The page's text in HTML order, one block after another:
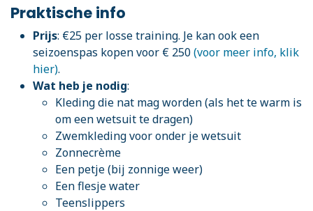
Praktische info
Prijs: €25 per losse training. Je kan ook een
seizoenspas kopen voor € 250(voor meer info, klik
hier).
Wat heb je nodig:
Kleding die nat mag worden (als het te warm is
om een wetsuit te dragen)
Zwemkleding voor onder je wetsuit
Zonnecrème
Een petje (bij zonnige weer)
Een flesje water
Teenslippers